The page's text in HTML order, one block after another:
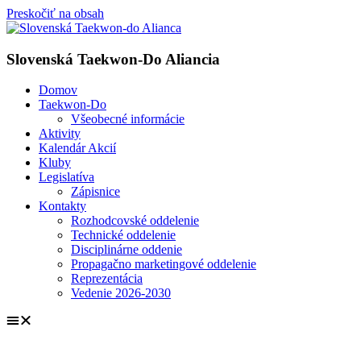
Preskočiť na obsah
Slovenská Taekwon-Do Aliancia
Domov
Taekwon-Do
Všeobecné informácie
Aktivity
Kalendár Akcií
Kluby
Legislatíva
Zápisnice
Kontakty
Rozhodcovské oddelenie
Technické oddelenie
Disciplinárne oddenie
Propagačno marketingové oddelenie
Reprezentácia
Vedenie 2026-2030